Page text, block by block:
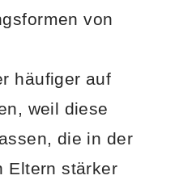
von
häufiger auf
weil diese
die in der
Eltern stärker